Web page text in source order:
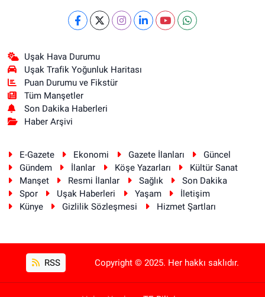
Uşak Hava Durumu
Uşak Trafik Yoğunluk Haritası
Puan Durumu ve Fikstür
Tüm Manşetler
Son Dakika Haberleri
Haber Arşivi
E-Gazete Ekonomi Gazete İlanları
Güncel
Gündem
İlanlar Köşe Yazarları
Kültür Sanat
Manşet
Resmi İlanlar Sağlık
Son Dakika
Spor
Uşak Haberleri Yaşam
İletişim
Künye
Gizlilik Sözleşmesi Hizmet Şartları
RSS Copyright © 2025. Her hakkı saklıdır.